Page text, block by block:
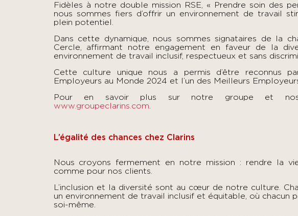
Fidèles à notre double mission RSE, « Prendre soin des
nous sommes fiers d’offrir un environnement de travail
plein potentiel.
Dans cette dynamique, nous sommes signataires de la
Cercle, affirmant notre engagement en faveur de la
environnement de travail inclusif, respectueux et sans
Cette culture unique nous a permis d’être reconnus
Employeurs au Monde 2024 et l’un des Meilleurs
Pour en savoir plus sur notre groupe et nos
www.groupeclarins.com
L’égalité des chances chez Clarins
Nous croyons fermement en notre mission : rendre la
comme pour nos clients.
L’inclusion et la diversité sont au cœur de notre culture.
un environnement de travail inclusif et équitable, où chacun
soi-même.